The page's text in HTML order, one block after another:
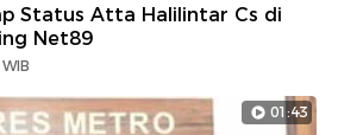
Status Atta Halilintar Cs di
Net89
01:43